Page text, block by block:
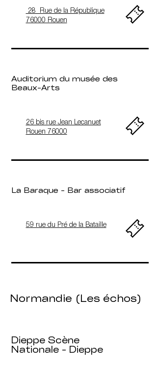
28 Rue de la République
76000 Rouen
Auditorium du musée des
Beaux-Arts
26 bis rue Jean Lecanuet
Rouen 76000
La Baraque - Bar associatif
59 rue du Pré de la Bataille
Normandie (Les échos)
​Dieppe Scène
Nationale - Dieppe